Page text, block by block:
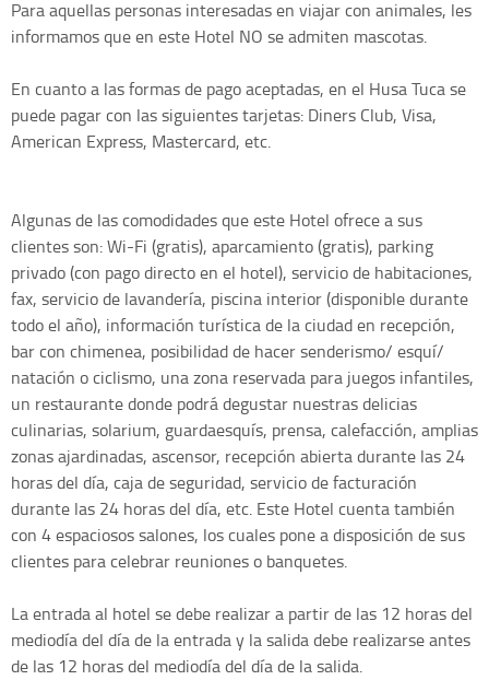
Para aquellas personas interesadas en viajar con animales, les
informamos que en este Hotel NO se admiten mascotas.
En cuanto a las formas de pago aceptadas, en el Husa Tuca se
puede pagar con las siguientes tarjetas: Diners Club, Visa,
American Express, Mastercard, etc.
Algunas de las comodidades que este Hotel ofrece a sus
clientes son: Wi-Fi (gratis), aparcamiento (gratis), parking
privado (con pago directo en el hotel), servicio de habitaciones,
fax, servicio de lavandería, piscina interior (disponible durante
todo el año), información turística de la ciudad en recepción,
bar con chimenea, posibilidad de hacer senderismo/ esquí/
natación o ciclismo, una zona reservada para juegos infantiles,
un restaurante donde podrá degustar nuestras delicias
culinarias, solarium, guardaesquís, prensa, calefacción, amplias
zonas ajardinadas, ascensor, recepción abierta durante las 24
horas del día, caja de seguridad, servicio de facturación
durante las 24 horas del día, etc. Este Hotel cuenta también
con 4 espaciosos salones, los cuales pone a disposición de sus
clientes para celebrar reuniones o banquetes.
La entrada al hotel se debe realizar a partir de las 12 horas del
mediodía del día de la entrada y la salida debe realizarse antes
de las 12 horas del mediodía del día de la salida.